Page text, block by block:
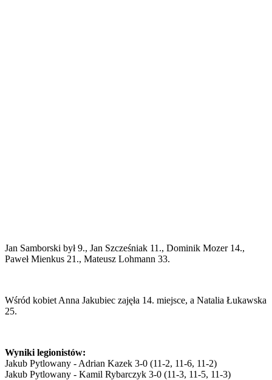
Jan Samborski był 9., Jan Szcześniak 11., Dominik Mozer 14.,
Paweł Mienkus 21., Mateusz Lohmann 33.
Wśród kobiet Anna Jakubiec zajęła 14. miejsce, a Natalia Łukawska
25.
Wyniki legionistów:
Jakub Pytlowany - Adrian Kazek 3-0 (11-2, 11-6, 11-2)
Jakub Pytlowany - Kamil Rybarczyk 3-0 (11-3, 11-5, 11-3)